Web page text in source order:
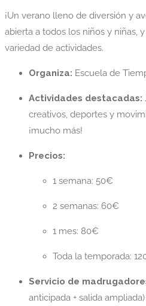
¡Un verano lleno de diversión y
abierta a todos los niños y niñas,
variedad de actividades.
Organiza: Escuela de
Actividades destacadas:
creativos, deportes y
¡mucho más!
Precios:
1 semana: 50€
2 semanas: 60€
1 mes: 80€
Toda la temporada:
Servicio de
anticipada + salida